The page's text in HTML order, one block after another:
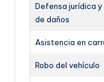
Defensa jurídica
de daños
Asistencia en
Robo del vehículo